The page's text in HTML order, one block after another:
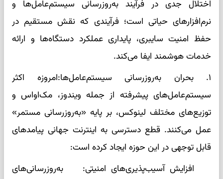
اختلال جدی در فرآیند به‌روزرسانی سیستم‌عامل‌ها و
نرم‌افزارهای حیاتی است؛ فرآیندی که نقش مستقیم در
حفظ امنیت سایبری، پایداری عملکرد دستگاه‌ها و ارائه
خدمات هوشمند ایفا می‌کند.
۱. بحران به‌روزرسانی سیستم‌عامل‌ها:امروزه اکثر
سیستم‌عامل‌های پیشرفته از جمله ویندوز، مک‌او‌اس و
توزیع‌های مختلف لینوکس، بر پایه «به‌روزرسانی مستمر»
عمل می‌کنند. قطع دسترسی به اینترنت جهانی پیامدهای
قابل توجهی در این حوزه ایجاد کرده است:
افزایش آسیب‌پذیری‌های امنیتی: به‌روزرسانی‌های